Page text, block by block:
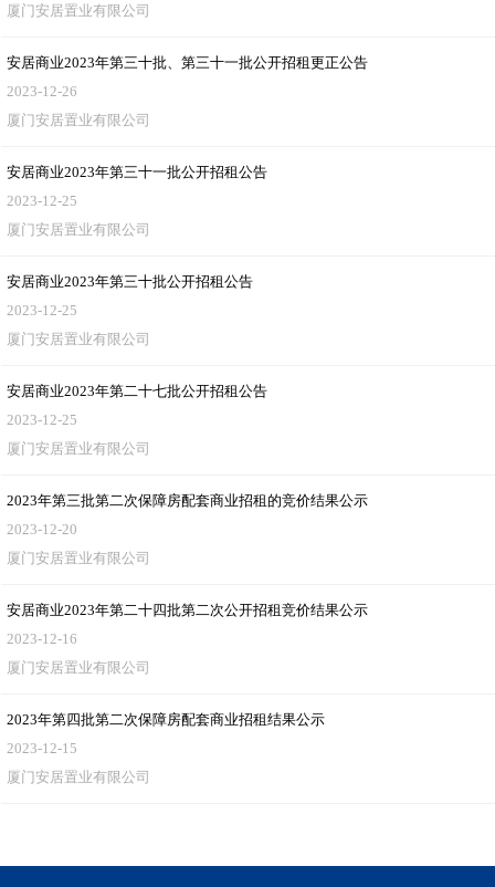
厦门安居置业有限公司
安居商业2023年第三十批、第三十一批公开招租更正公告
2023-12-26
厦门安居置业有限公司
安居商业2023年第三十一批公开招租公告
2023-12-25
厦门安居置业有限公司
安居商业2023年第三十批公开招租公告
2023-12-25
厦门安居置业有限公司
安居商业2023年第二十七批公开招租公告
2023-12-25
厦门安居置业有限公司
2023年第三批第二次保障房配套商业招租的竞价结果公示
2023-12-20
厦门安居置业有限公司
安居商业2023年第二十四批第二次公开招租竞价结果公示
2023-12-16
厦门安居置业有限公司
2023年第四批第二次保障房配套商业招租结果公示
2023-12-15
厦门安居置业有限公司